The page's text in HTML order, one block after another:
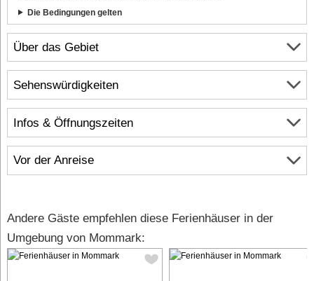
Über das Gebiet
Infos & Öffnungszeiten
Vor der Anreise
Die Bedingungen gelten
Sehenswürdigkeiten
Andere Gäste empfehlen diese Ferienhäuser in der
Umgebung von Mommark: